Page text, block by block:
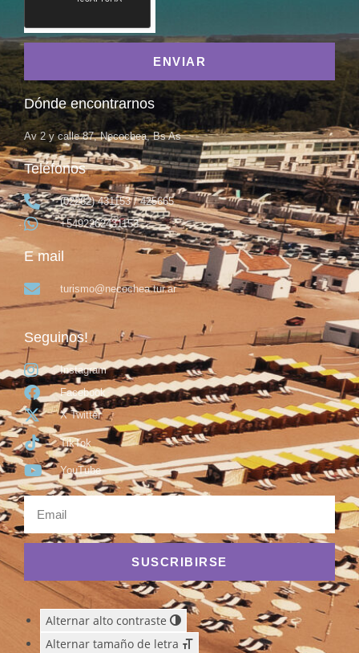
ENVIAR
Dónde encontrarnos
Av 2 y calle 87, Necochea, Bs As
Teléfonos
(02262) 431153 / 425665
+5492262431153
E mail
turismo@necochea.tur.ar
Seguinos!
Instagram
Facebook
X Twitter
TikTok
YouTube
SUSCRIBIRSE
Alternar alto contraste
Alternar tamaño de letra